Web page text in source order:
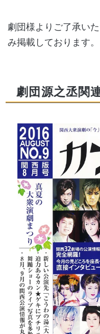
劇団様よりご了承い
み掲載しております。
劇団源之丞関